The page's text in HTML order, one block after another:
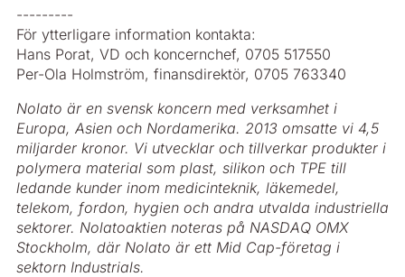
---------
För ytterligare information kontakta:
Hans Porat, VD och koncernchef, 0705 517550
Per-Ola Holmström, finansdirektör, 0705 763340
Nolato är en svensk koncern med verksamhet i
Europa, Asien och Nordamerika. 2013 omsatte vi 4,5
miljarder kronor. Vi utvecklar och tillverkar produkter i
polymera material som plast, silikon och TPE till
ledande kunder inom medicinteknik, läkemedel,
telekom, fordon, hygien och andra utvalda industriella
sektorer. Nolato­aktien noteras på NASDAQ OMX
Stockholm, där Nolato är ett Mid Cap-företag i
sektorn Industrials.